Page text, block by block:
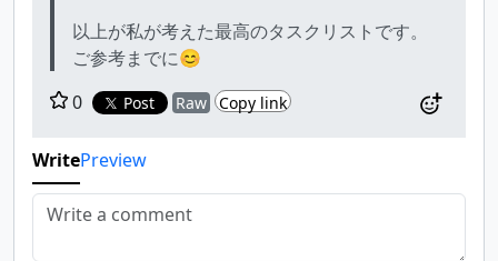
以上が私が考えた最高のタスクリストです。
ご参考までに😊
0
Post Raw Copy link
WritePreview